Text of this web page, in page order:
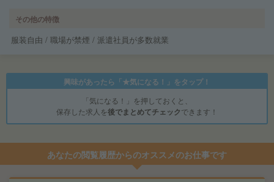
その他の特徴
服装自由 / 職場が禁煙 / 派遣社員が多数就業
興味があったら「★気になる！」をタップ！
「気になる！」を押しておくと、
保存した求人を後でまとめてチェックできます！
あなたの閲覧履歴からのオススメのお仕事です